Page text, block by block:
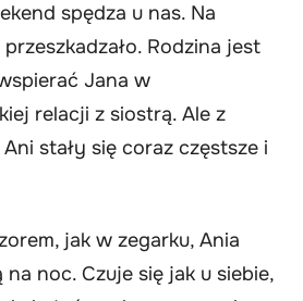
spędza u nas. Na
Rodzina jest
Jana w
relacji z siostrą. Ale z
stały się coraz częstsze i
jak w zegarku, Ania
noc. Czuje się jak u siebie,